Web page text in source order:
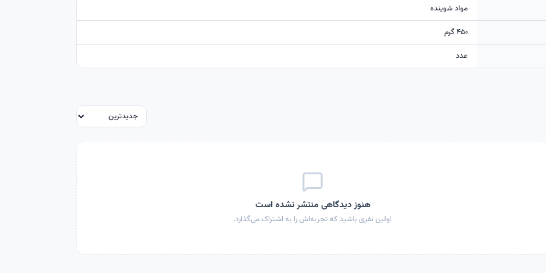
مواد شوینده
۴۵۰ گرم
عدد
هنوز دیدگاهی منتشر نشده است
اولین نفری باشید که تجربه‌اش را به اشتراک می‌گذارد.